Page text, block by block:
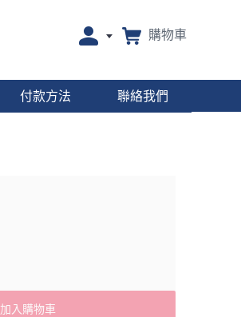
購物車
付款方法 聯絡我們
加入購物車